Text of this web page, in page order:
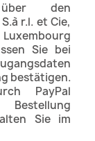
den
r.l. et Cie,
Sie bei
bestätigen.
PayPal
Sie im